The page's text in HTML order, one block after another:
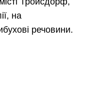
на
речовини.